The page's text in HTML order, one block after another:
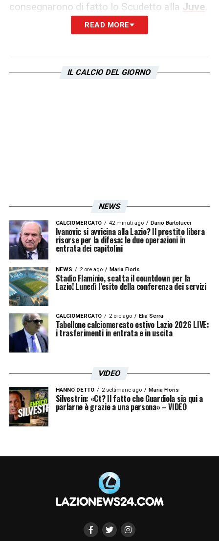
consegnarono di fatto lo Scudetto alla Juve
Ho tantissimi bei ricordi
potrò mai dimenticare quel giorno. Ancora
rigori per noi che non furono concessi, uno
su Di Biagio e uno su Ronaldo. Il campionato
si decise in quella giornata, fu una delusione
enorme
LA PLAYLIST DELLE NOSTRE TOP NEWS
READ MORE
IL CALCIO DEL GIORNO
NEWS
CALCIOMERCATO 42 minuti ago Dario Bartolucci
Ivanovic si avvicina alla Lazio? Il prestito libera
risorse per la difesa: le due operazioni in
entrata dei capitolini
NEWS 2 ore ago Maria Floris
Stadio Flaminio, scatta il countdown per la
Lazio! Lunedì l’esito della conferenza dei servizi
CALCIOMERCATO 2 ore ago Elia Serra
Tabellone calciomercato estivo Lazio 2026 LIVE:
i trasferimenti in entrata e in uscita
VIDEO
HANNO DETTO 2 settimane ago Maria Floris
Silvestrin: «Ct? Il fatto che Guardiola sia qui a
parlarne è grazie a una persona» – VIDEO